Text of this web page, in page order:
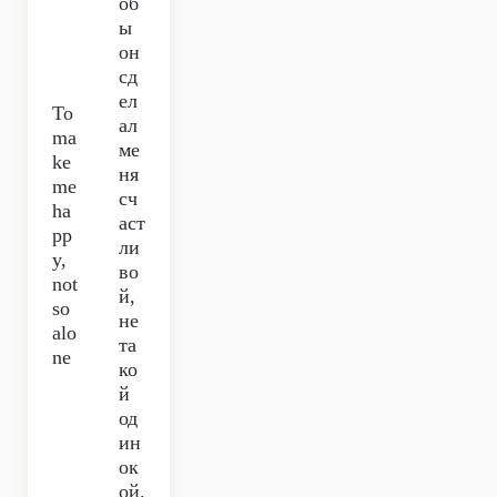
To
ma
ke
me
ha
pp
y,
not
so
alo
ne
ы
он
сд
ел
ал
ме
ня
сч
аст
ли
во
й,
не
та
ко
й
од
ин
ок
ой.